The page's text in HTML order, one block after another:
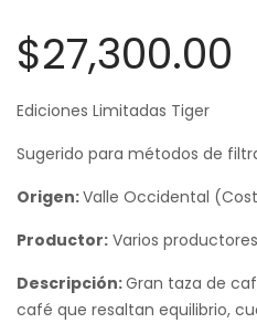
$27,300.00
Ediciones Limitadas Tiger
Sugerido para métodos de
Origen:Valle Occidental
Productor: Varios
Descripción:Gran taza de
café que resaltan equilibrio,